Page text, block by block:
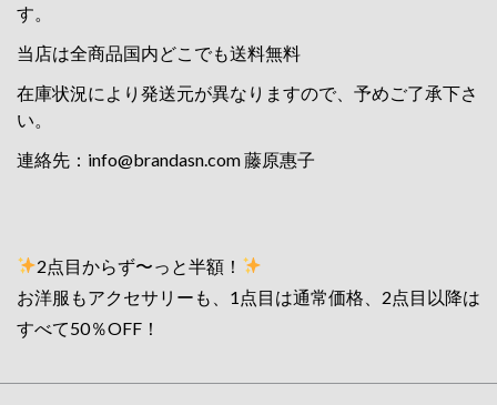
す。
当店は全商品国内どこでも送料無料
在庫状況により発送元が異なりますので、予めご了承下さ
い。
連絡先： info@brandasn.com藤原惠子
2点目からず〜っと半額！
お洋服もアクセサリーも、1点目は通常価格、2点目以降は
すべて50％OFF！